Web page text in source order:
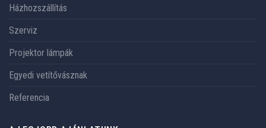
Házhozszállítás
Szerviz
Projektor lámpák
Egyedi vetítővásznak
Referencia